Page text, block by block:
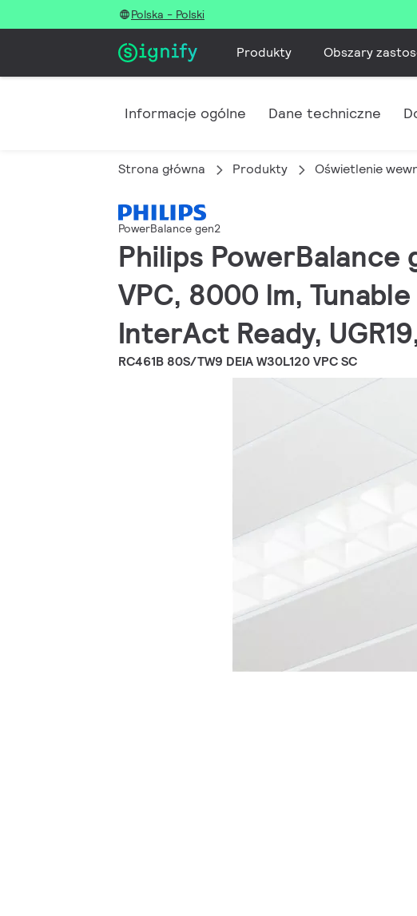
Polska - Polski
Produkty Obszary
Informacje ogólne Dane techniczne
Strona główna Produkty Oświetlenie
PowerBalance gen2
Philips PowerBalance
VPC, 8000 lm,
InterAct Ready,
RC461B 80S/TW9 DEIA W30L120 VPC SC